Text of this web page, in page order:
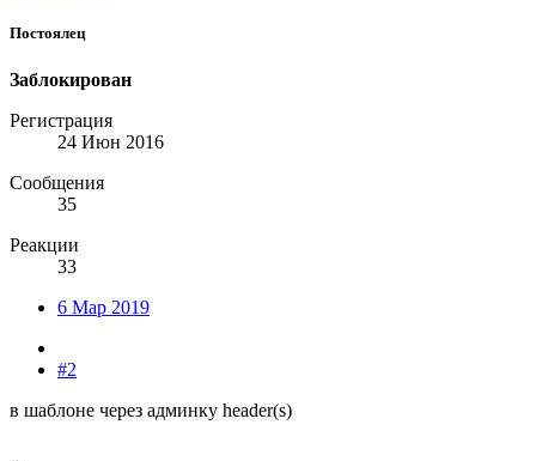
Постоялец
Заблокирован
Регистрация
24 Июн 2016
Сообщения
35
Реакции
33
6 Мар 2019
#2
в шаблоне через админку header(s)